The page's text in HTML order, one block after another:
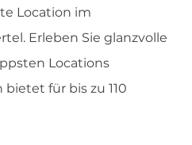
Location im
Erleben Sie glanzvolle
Locations
für bis zu 110